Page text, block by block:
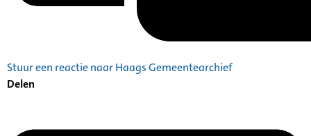
Stuur een reactie naar Haags Gemeentearchief
Delen